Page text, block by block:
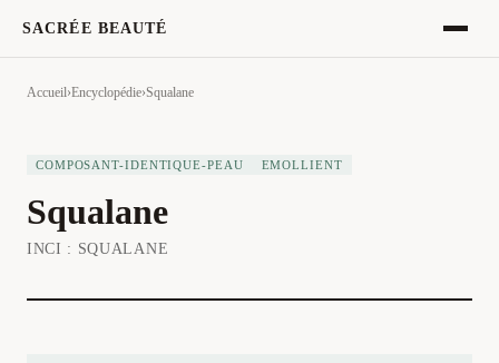
SACRÉE BEAUTÉ
Accueil›Encyclopédie›Squalane
COMPOSANT-IDENTIQUE-PEAU EMOLLIENT
Squalane
INCI : SQUALANE